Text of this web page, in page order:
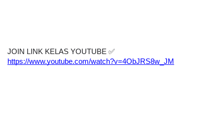
JOIN LINK KELAS YOUTUBE ✅
https://www.youtube.com/watch?v=4ObJRS8w_JM